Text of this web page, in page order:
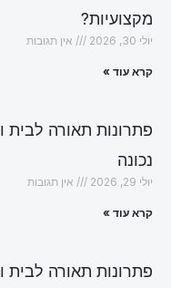
מקצועיות?
יולי 30, 2026 אין תגובות
קרא עוד »
פתרונות תאורה לבית
נכונה
יולי 29, 2026 אין תגובות
קרא עוד »
פתרונות תאורה לבית